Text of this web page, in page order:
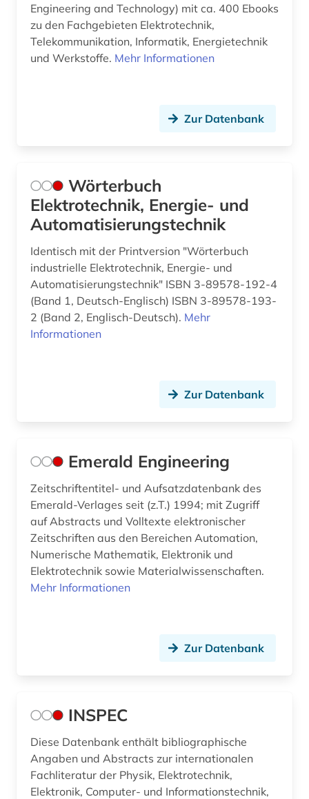
Engineering and Technology) mit ca. 400 Ebooks
zu den Fachgebieten Elektrotechnik,
Telekommunikation, Informatik, Energietechnik
und Werkstoffe. Mehr Informationen
Zur Datenbank
Wörterbuch
Elektrotechnik, Energie- und
Automatisierungstechnik
Identisch mit der Printversion "Wörterbuch
industrielle Elektrotechnik, Energie- und
Automatisierungstechnik" ISBN 3-89578-192-4
(Band 1, Deutsch-Englisch) ISBN 3-89578-193-
2 (Band 2, Englisch-Deutsch). Mehr
Informationen
Zur Datenbank
Emerald Engineering
Zeitschriftentitel- und Aufsatzdatenbank des
Emerald-Verlages seit (z.T.) 1994; mit Zugriff
auf Abstracts und Volltexte elektronischer
Zeitschriften aus den Bereichen Automation,
Numerische Mathematik, Elektronik und
Elektrotechnik sowie Materialwissenschaften.
Mehr Informationen
Zur Datenbank
INSPEC
Diese Datenbank enthält bibliographische
Angaben und Abstracts zur internationalen
Fachliteratur der Physik, Elektrotechnik,
Elektronik, Computer- und Informationstechnik,